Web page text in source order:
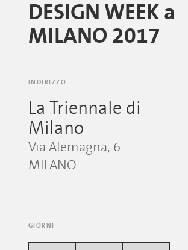
DESIGN WEEK a
MILANO 2017
INDIRIZZO
La Triennale di
Milano
Via Alemagna, 6
MILANO
GIORNI